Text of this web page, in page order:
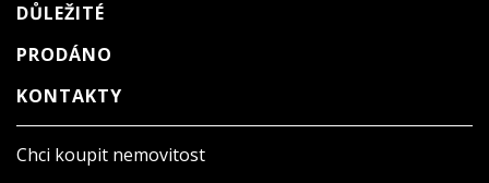
DŮLEŽITÉ
PRODÁNO
KONTAKTY
Chci koupit nemovitost